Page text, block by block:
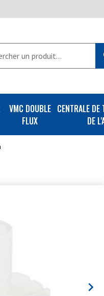
VMC DOUBLE
FLUX
CENTRALE DE
DE
